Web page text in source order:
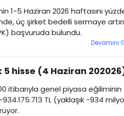
1-5 Haziran 2026 haftasını
üç şirket bedelli sermaye
başvuruda bulundu.
Devamını
5 hisse (4 Haziran
itibarıyla genel piyasa eğiliminin
TL (yaklaşık -934